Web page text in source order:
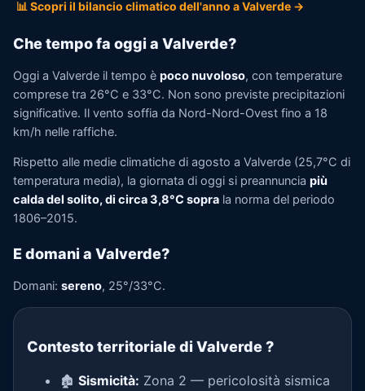
📊 Scopri il bilancio climatico dell'anno a Valverde →
Che tempo fa oggi a Valverde?
Oggi a Valverde il tempo è poco nuvoloso, con temperature
comprese tra 26°C e 33°C. Non sono previste precipitazioni
significative. Il vento soffia da Nord-Nord-Ovest fino a 18
km/h nelle raffiche.
Rispetto alle medie climatiche di agosto a Valverde (25,7°C di
temperatura media), la giornata di oggi si preannuncia più
calda del solito, di circa 3,8°C sopra la norma del periodo
1806–2015.
E domani a Valverde?
Domani: sereno, 25°/33°C.
Contesto territoriale di Valverde?
🏚️ Sismicità: Zona 2 — pericolosità sismica